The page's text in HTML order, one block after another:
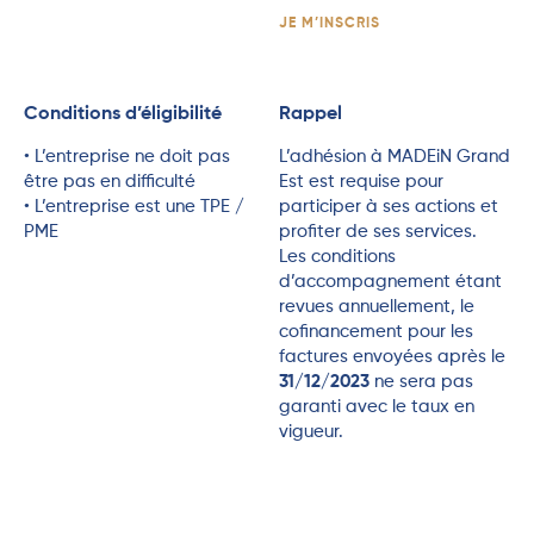
JE M’INSCRIS
Conditions d’éligibilité
• L’entreprise ne doit pas
être pas en difficulté
• L’entreprise est une TPE /
PME
Rappel
L’adhésion à MADEiN Grand
Est est requise pour
participer à ses actions et
profiter de ses services.
Les conditions
d’accompagnement étant
revues annuellement, le
cofinancement pour les
factures envoyées après le
31/12/2023 ne sera pas
garanti avec le taux en
vigueur.